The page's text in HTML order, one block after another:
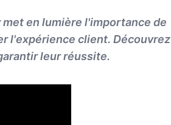
met en lumière l'importance de
l'expérience client. Découvrez
leur réussite.